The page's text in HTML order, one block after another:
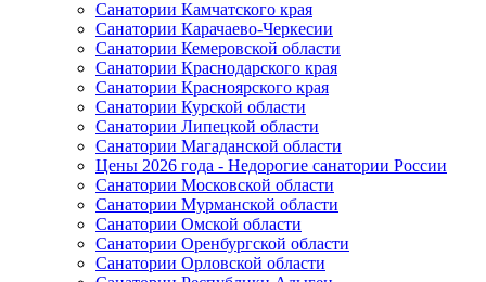
Санатории Камчатского края
Санатории Карачаево-Черкесии
Санатории Кемеровской области
Санатории Краснодарского края
Санатории Красноярского края
Санатории Курской области
Санатории Липецкой области
Санатории Магаданской области
Цены 2026 года - Недорогие санатории России
Санатории Московской области
Санатории Мурманской области
Санатории Омской области
Санатории Оренбургской области
Санатории Орловской области